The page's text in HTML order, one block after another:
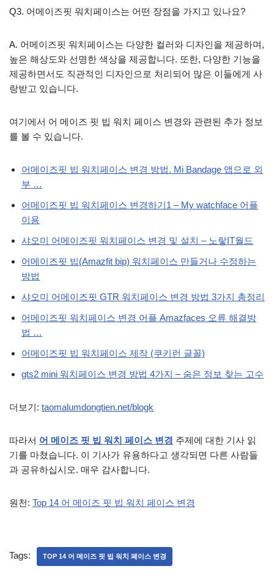
Q3. 어메이즈핏 워치페이스는 어떤 장점을 가지고 있나요?
A. 어메이즈핏 워치페이스는 다양한 컬러와 디자인을 제공하며,
높은 해상도와 선명한 색상을 제공합니다. 또한, 다양한 기능을
제공하면서도 직관적인 디자인으로 처리되어 많은 이들에게 사
랑받고 있습니다.
여기에서 어 메이즈 핏 빕 워치 페이스 변경와 관련된 추가 정보
를 볼 수 있습니다.
어메이즈핏 빕 워치페이스 변경 방법. Mi Bandage 앱으로 외
부 …
어메이즈핏 빕 워치페이스 변경하기1 – My watchface 어플
이용
샤오미 어메이즈핏 워치페이스 변경 및 설치 – 노랗IT월드
어메이즈핏 빕(Amazfit bip) 워치페이스 만들거나 수정하는
방법
샤오미 어메이즈핏 GTR 워치페이스 변경 방법 3가지 총정리
어메이즈핏 워치페이스 변경 어플 Amazfaces 오류 해결방
법 …
어메이즈핏 빕 워치페이스 제작 (쿠키런 글꼴)
gts2 mini 워치페이스 변경 방법 4가지 – 숨은 정보 찾는 고수
더보기: taomalumdongtien.net/blogk
따라서 어 메이즈 핏 빕 워치 페이스 변경 주제에 대한 기사 읽
기를 마쳤습니다. 이 기사가 유용하다고 생각되면 다른 사람들
과 공유하십시오. 매우 감사합니다.
원천: Top 14 어 메이즈 핏 빕 워치 페이스 변경
Tags: TOP 14 어 메이즈 핏 빕 워치 페이스 변경